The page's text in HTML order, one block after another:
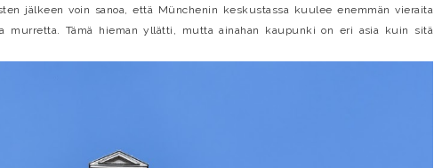
jälkeen voin sanoa, että Münchenin keskustassa kuulee enemmän vieraita
murretta. Tämä hieman yllätti, mutta ainahan kaupunki on eri asia kuin sitä